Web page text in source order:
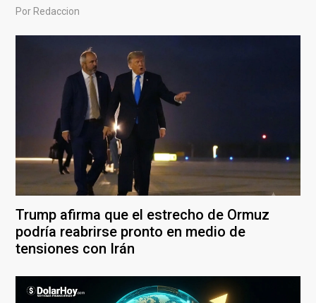
Por Redaccion
Trump afirma que el estrecho de Ormuz
podría reabrirse pronto en medio de
tensiones con Irán